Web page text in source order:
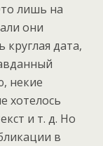
лишь на
они
круглая дата,
некие
хотелось
и т. д. Но
в